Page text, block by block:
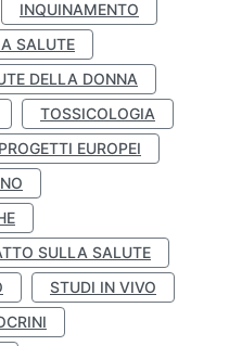
INQUINAMENTO
SALUTE
DELLA DONNA
TOSSICOLOGIA
PROGETTI EUROPEI
SULLA SALUTE
STUDI IN VIVO